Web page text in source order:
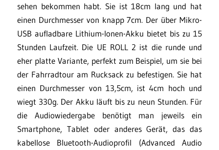
sehen bekommen habt. Sie ist 18cm lang und hat
einen Durchmesser von knapp 7cm. Der über Mikro-
USB aufladbare Lithium-Ionen-Akku bietet bis zu 15
Stunden Laufzeit. Die UE ROLL 2 ist die runde und
eher platte Variante, perfekt zum Beispiel, um sie bei
der Fahrradtour am Rucksack zu befestigen. Sie hat
einen Durchmesser von 13,5cm, ist 4cm hoch und
wiegt 330g. Der Akku läuft bis zu neun Stunden. Für
die Audiowiedergabe benötigt man jeweils ein
Smartphone, Tablet oder anderes Gerät, das das
kabellose Bluetooth-Audioprofil (Advanced Audio